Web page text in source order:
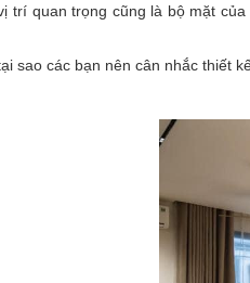
trí quan trọng cũng là bộ mặt
sao các bạn nên cân nhắc thiết